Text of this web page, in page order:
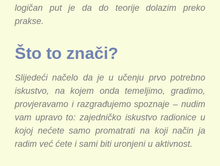
logičan put je da do teorije dolazim preko
prakse.
Što to znači?
Slijedeći načelo da je u učenju prvo potrebno
iskustvo, na kojem onda temeljimo, gradimo,
provjeravamo i razgrađujemo spoznaje – nudim
vam upravo to: zajedničko iskustvo radionice u
kojoj nećete samo promatrati na koji način ja
radim već ćete i sami biti uronjeni u aktivnost.